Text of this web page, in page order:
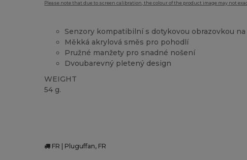
Please note that due to screen calibration, the colour of the product image may not
Senzory kompatibilní s dotykovou obrazovkou
Měkká akrylová směs pro pohodlí
Pružné manžety pro snadné nošení
Dvoubarevný pletený design
WEIGHT
54 g.
FR | Pluguffan, FR